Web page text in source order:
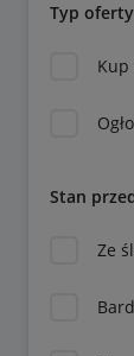
Typ oferty
Kup
Stan
Ze